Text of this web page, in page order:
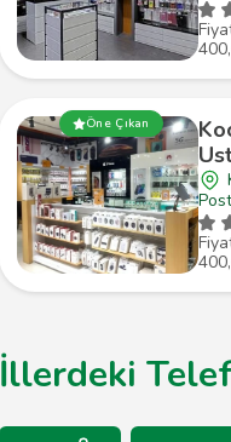
Öne Çıkan
İllerdeki